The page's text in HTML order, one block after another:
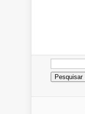
Pesquisar
por: